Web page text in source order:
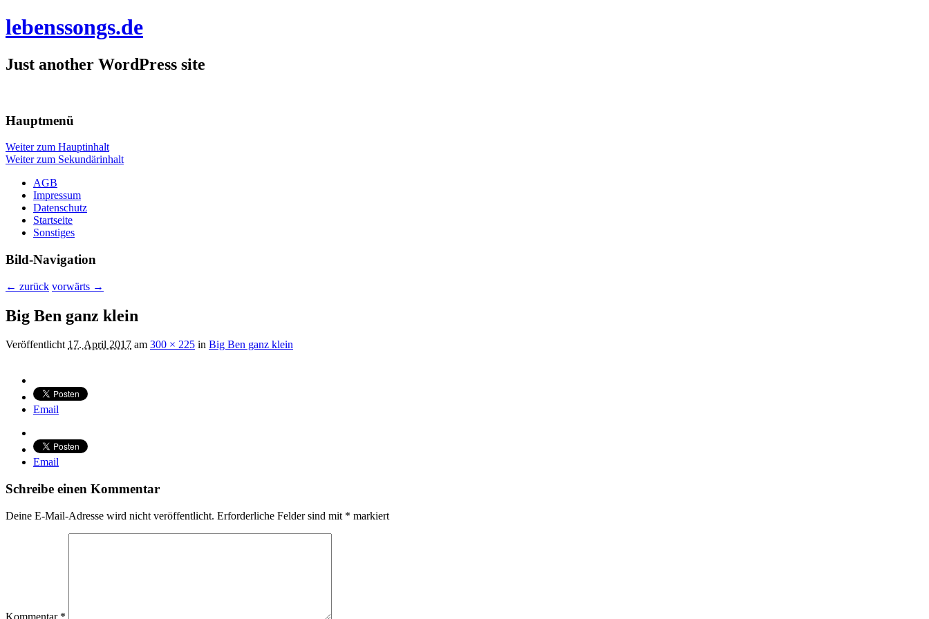
lebenssongs.de
Just another WordPress site
Hauptmenü
Weiter zum Hauptinhalt
Weiter zum Sekundärinhalt
AGB
Impressum
Datenschutz
Startseite
Sonstiges
Bild-Navigation
← zurück vorwärts →
Big Ben ganz klein
Veröffentlicht 17. April 2017 am 300 × 225 in Big Ben ganz klein
Email
Email
Schreibe einen Kommentar
Deine E-Mail-Adresse wird nicht veröffentlicht. Erforderliche Felder sind mit * markiert
Kommentar *